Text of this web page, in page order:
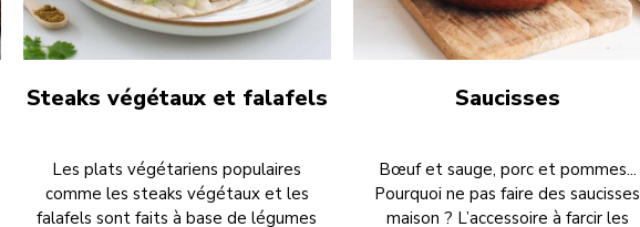
Steaks végétaux et falafels
Les plats végétariens populaires
comme les steaks végétaux et les
falafels sont faits à base de légumes
Saucisses
Bœuf et sauge, porc et pommes...
Pourquoi ne pas faire des saucisses
maison ? L’accessoire à farcir les